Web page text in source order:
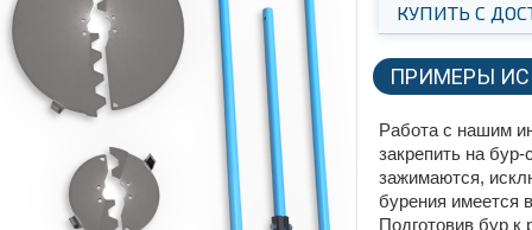
КУПИТЬ С
ПРИМЕРЫ
Работа с нашим
закрепить на
зажимаются,
бурения имеется
Подготовив бур к